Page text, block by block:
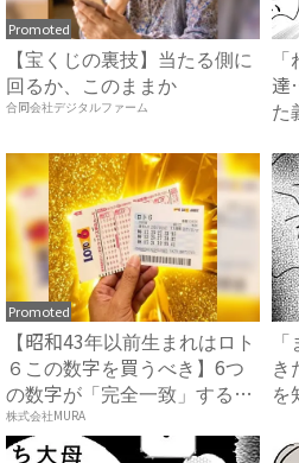
Promoted
【宝くじの裏技】当たる側に
回るか、このままか
合同会社デジタルファーム
達
た
Promoted
【昭和43年以前生まれはロト
６この数字を買うべき】6つ
の数字が「完全一致」する
方...
株式会社MURA
き
を